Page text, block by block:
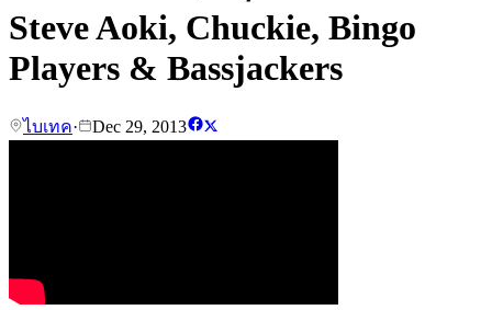
Steve Aoki, Chuckie, Bingo
Players & Bassjackers
ไบเทค· Dec 29, 2013